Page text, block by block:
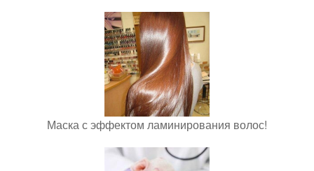
Маска с эффектом ламинирования волос!